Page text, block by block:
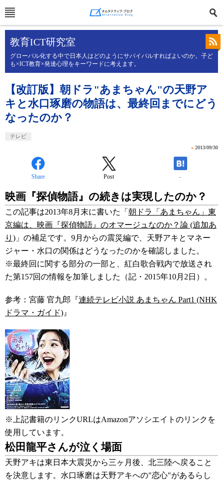
教育ICT研究室
グローバル化する中で日本人はどのようにサバイバルすればよいのか。子ど
も×ICT教育×発達心理をキーワードに考えます。
【改訂版】朝ドラ"あまちゃん"の天野ア
キと水口琢磨の物語は、最終回までにどう
なったのか？
テレビ
» 2013/09/30
Share Post -
映画『探偵物語』の続きは実現したのか？
この記事は2013年8月末に書いた「 朝ドラ「あまちゃん」東
京編は、映画『探偵物語』のオマージュなのか？論 (追加あ
り) 」の補足です。9月からの震災編で、天野アキとマネー
ジャー・水口の関係はどうなったのかを確認しました。
※最終回に関する部分の一部と、紅白歌合戦内で放送され
た第157回の情報を加筆しました（記・2015年10月2日）。
参考：宮藤 官九郎『連続テレビ小説 あまちゃん Part1 (NHK
ドラマ・ガイド) 』
※上記書籍のリンクURLはAmazonアソシエイトのリンクを
使用しています。
松田龍平さんが泣く場面
天野アキは東日本大震災から三ヶ月後、北三陸へ戻ること
を決意します。水口琢磨は天野アキへの"恋心"があるらし